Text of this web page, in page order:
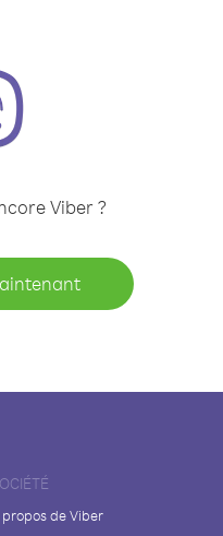
Viber ?
propos de Viber